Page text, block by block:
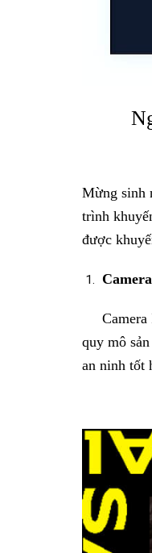
Mừng sinh
trình
được
Camera
quy mô
an ninh tốt